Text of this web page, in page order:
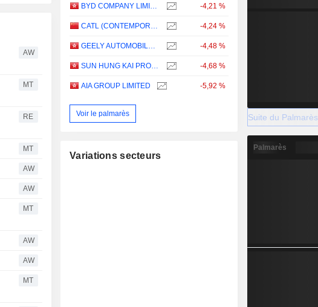
AW
MT
RE
MT
AW
AW
MT
AW
AW
MT
BYD COMPANY LIMITED -4,21 %
CATL (CONTEMPORARY AMPEREX TECHNOLOGY) -4,24 %
GEELY AUTOMOBILE HOLDINGS LIMITED -4,48 %
SUN HUNG KAI PROPERTIES LIMITED -4,68 %
AIA GROUP LIMITED -5,92 %
Voir le palmarès
Variations secteurs
Suite du Palmarès
Palmarès